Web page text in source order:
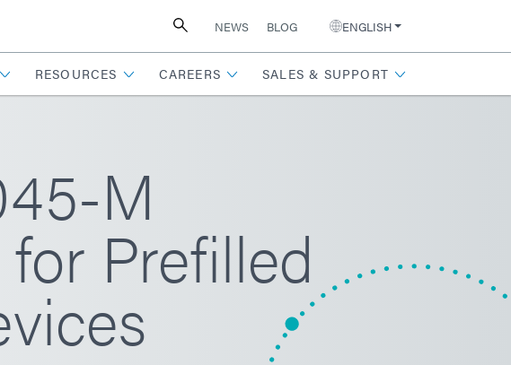
NEWS BLOG ENGLISH
RESOURCES CAREERS SALES & SUPPORT
M
Prefilled